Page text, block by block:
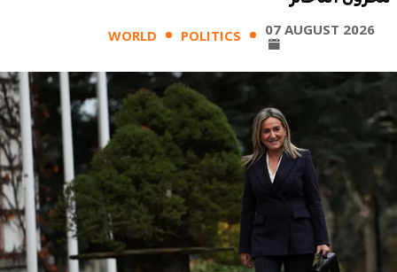
WORLD POLITICS 07 AUGUST 2026